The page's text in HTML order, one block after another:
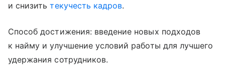
и снизитьтекучесть кадров.
Способ достижения: введение новых подходов
к найму и улучшение условий работы для лучшего
удержания сотрудников.